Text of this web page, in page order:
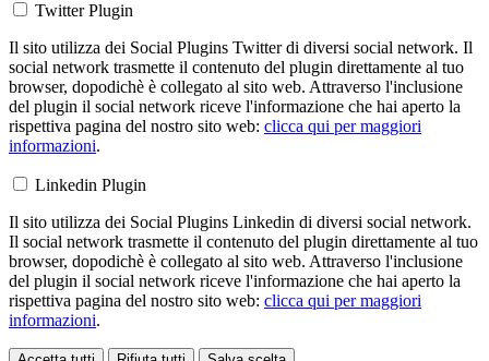
Twitter Plugin
Il sito utilizza dei Social Plugins Twitter di diversi social network. Il
social network trasmette il contenuto del plugin direttamente al tuo
browser, dopodichè è collegato al sito web. Attraverso l'inclusione
del plugin il social network riceve l'informazione che hai aperto la
rispettiva pagina del nostro sito web: clicca qui per maggiori
informazioni.
Linkedin Plugin
Il sito utilizza dei Social Plugins Linkedin di diversi social network.
Il social network trasmette il contenuto del plugin direttamente al tuo
browser, dopodichè è collegato al sito web. Attraverso l'inclusione
del plugin il social network riceve l'informazione che hai aperto la
rispettiva pagina del nostro sito web: clicca qui per maggiori
informazioni.